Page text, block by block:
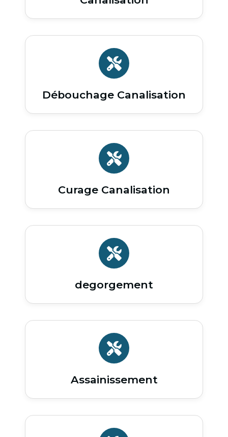
Débouchage Canalisation
Curage Canalisation
degorgement
Assainissement